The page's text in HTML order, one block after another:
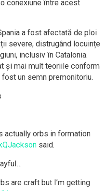
conexiune între acest
a fost afectată de ploi
severe, distrugând locuințe
inclusiv în Catalonia.
și mai mult teoriile conform
un semn premonitoriu.
actually orbs in formation
said.
are craft but I’m getting